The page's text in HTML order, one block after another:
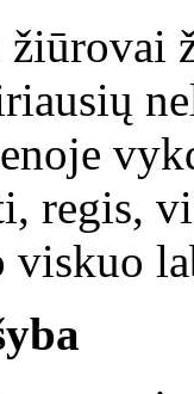
regis,
viskuo